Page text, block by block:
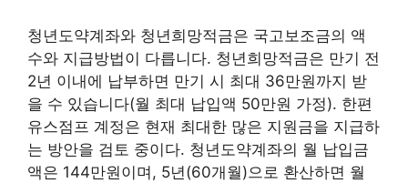
청년도약계좌와 청년희망적금은 국고보조금의 액
수와 지급방법이 다릅니다. 청년희망적금은 만기 전
2년 이내에 납부하면 만기 시 최대 36만원까지 받
을 수 있습니다(월 최대 납입액 50만원 가정). 한편
유스점프 계정은 현재 최대한 많은 지원금을 지급하
는 방안을 검토 중이다. 청년도약계좌의 월 납입금
액은 144만원이며, 5년(60개월)으로 환산하면 월